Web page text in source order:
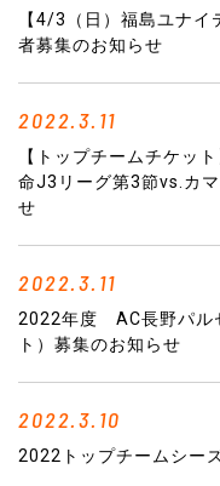
【4/3（日）福島ユナイ
者募集のお知らせ
2022.3.11
【トップチームチケッ
命J3リーグ第3節vs.カ
せ
2022.3.11
2022年度 AC長野パル
ト）募集のお知らせ
2022.3.10
2022トップチームシー